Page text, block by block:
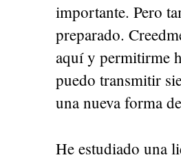
importante. Pero
preparado.
aquí y permitirme
puedo transmitir
una nueva forma
He estudiado una